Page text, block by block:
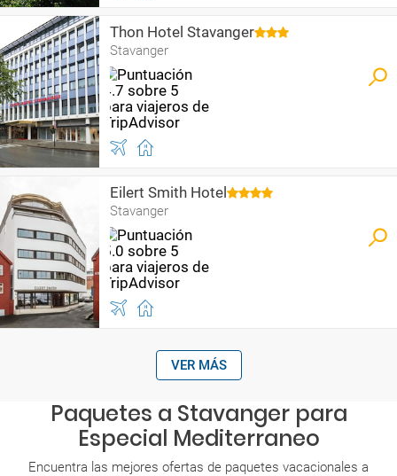
Thon Hotel Stavanger
Stavanger
Eilert Smith Hotel
Stavanger
VER MÁS
Paquetes a Stavanger para
Especial Mediterraneo
Encuentra las mejores ofertas de paquetes vacacionales a